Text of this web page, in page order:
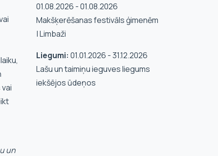
un
01.08.2026 - 01.08.2026
Makšķerēšanas festivāls ģimenēm
| Limbaži
Liegumi: 01.01.2026 - 31.12.2026
Lašu un taimiņu ieguves liegums
iekšējos ūdeņos